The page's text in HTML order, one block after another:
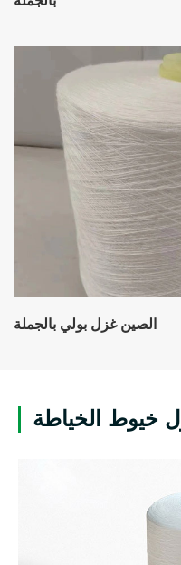
الصين غزل بولي بالجملة
خيوط الخياطة